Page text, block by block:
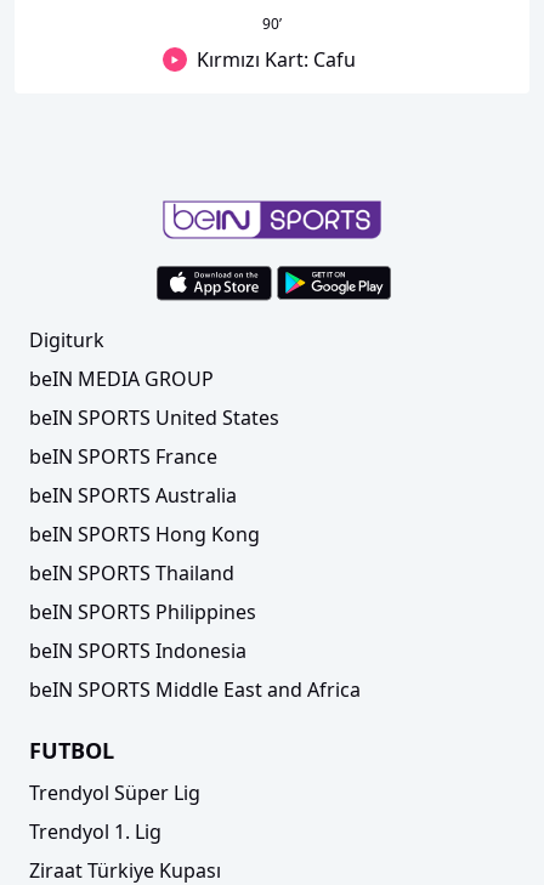
90’
Kırmızı Kart: Cafu
Digiturk
beIN MEDIA GROUP
beIN SPORTS United States
beIN SPORTS France
beIN SPORTS Australia
beIN SPORTS Hong Kong
beIN SPORTS Thailand
beIN SPORTS Philippines
beIN SPORTS Indonesia
beIN SPORTS Middle East and Africa
FUTBOL
Trendyol Süper Lig
Trendyol 1. Lig
Ziraat Türkiye Kupası